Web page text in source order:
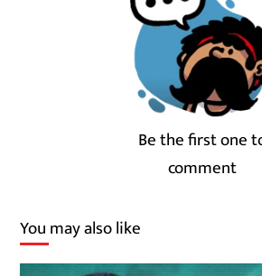
Be the first one
comment
You may also like